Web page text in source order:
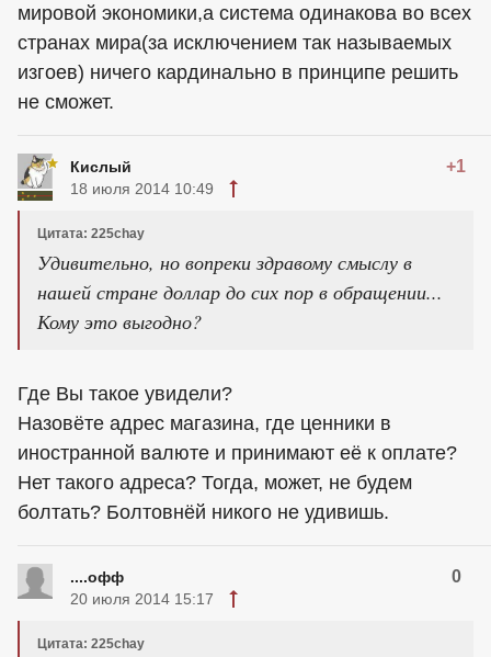
мировой экономики,а система одинакова во всех
странах мира(за исключением так называемых
изгоев) ничего кардинально в принципе решить
не сможет.
Кислый +1
18 июля 2014 10:49
Цитата: 225chay
Удивительно, но вопреки здравому смыслу в
нашей стране доллар до сих пор в обращении...
Кому это выгодно?
Где Вы такое увидели?
Назовёте адрес магазина, где ценники в
иностранной валюте и принимают её к оплате?
Нет такого адреса? Тогда, может, не будем
болтать? Болтовнёй никого не удивишь.
....офф 0
20 июля 2014 15:17
Цитата: 225chay